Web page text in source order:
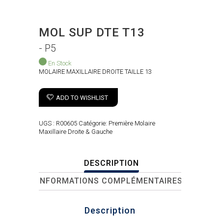
MOL SUP DTE T13
- P5
En Stock
MOLAIRE MAXILLAIRE DROITE TAILLE 13
ADD TO WISHLIST
UGS : R00605 Catégorie: Première Molaire
Maxillaire Droite & Gauche
DESCRIPTION
INFORMATIONS COMPLÉMENTAIRES
Description